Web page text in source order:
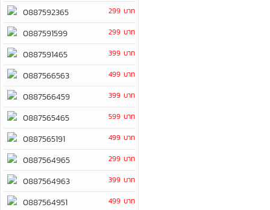
0887592365 299 บาท
0887591599 299 บาท
0887591465 399 บาท
0887566563 499 บาท
0887566459 399 บาท
0887565465 599 บาท
0887565191 499 บาท
0887564965 299 บาท
0887564963 399 บาท
0887564951 499 บาท